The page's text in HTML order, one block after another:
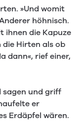
»Und womit
höhnisch.
ihnen die Kapuze
die Hirten als ob
dann«, rief einer,
sagen und griff
er
Erdäpfel wären.